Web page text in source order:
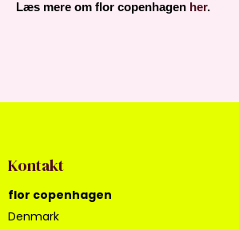
Læs mere om flor copenhagen her.
Kontakt
flor copenhagen
Denmark